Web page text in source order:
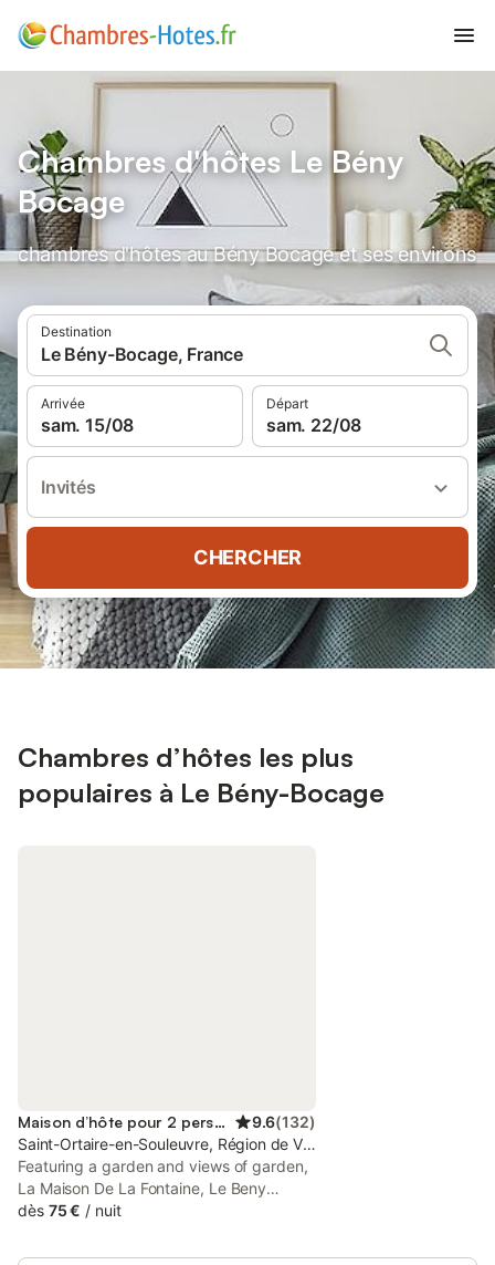
Chambres d'hôtes Le Bény
Bocage
chambres d'hôtes au Bény Bocage et ses environs
Destination
Le Bény-Bocage, France
Arrivée
sam. 15/08
Départ
sam. 22/08
Invités
CHERCHER
Chambres d’hôtes les plus
populaires à Le Bény-Bocage
Maison d’hôte pour 2 personnes 9.6(132)
Saint-Ortaire-en-Souleuvre, Région de Vire
Featuring a garden and views of garden,
La Maison De La Fontaine, Le Beny
Bocage is a guest house situated in a
km from Zoo of Jurques. Built in 19th
dès 75 € / nuit